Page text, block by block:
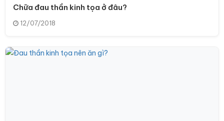
Chữa đau thần kinh tọa ở đâu?
12/07/2018